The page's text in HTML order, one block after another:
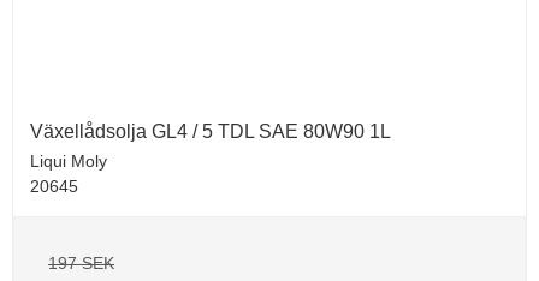
Växellådsolja GL4 / 5 TDL SAE 80W90 1L
Liqui Moly
20645
197 SEK